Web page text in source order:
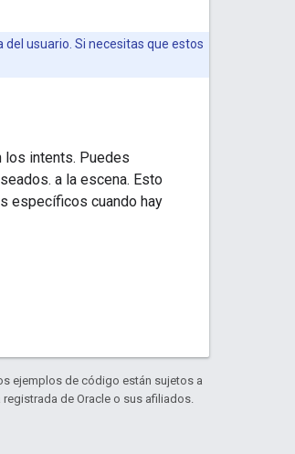
usuario. Si necesitas que estos
los intents. Puedes
a la escena. Esto
específicos cuando hay
ejemplos de código están sujetos a
registrada de Oracle o sus afiliados.